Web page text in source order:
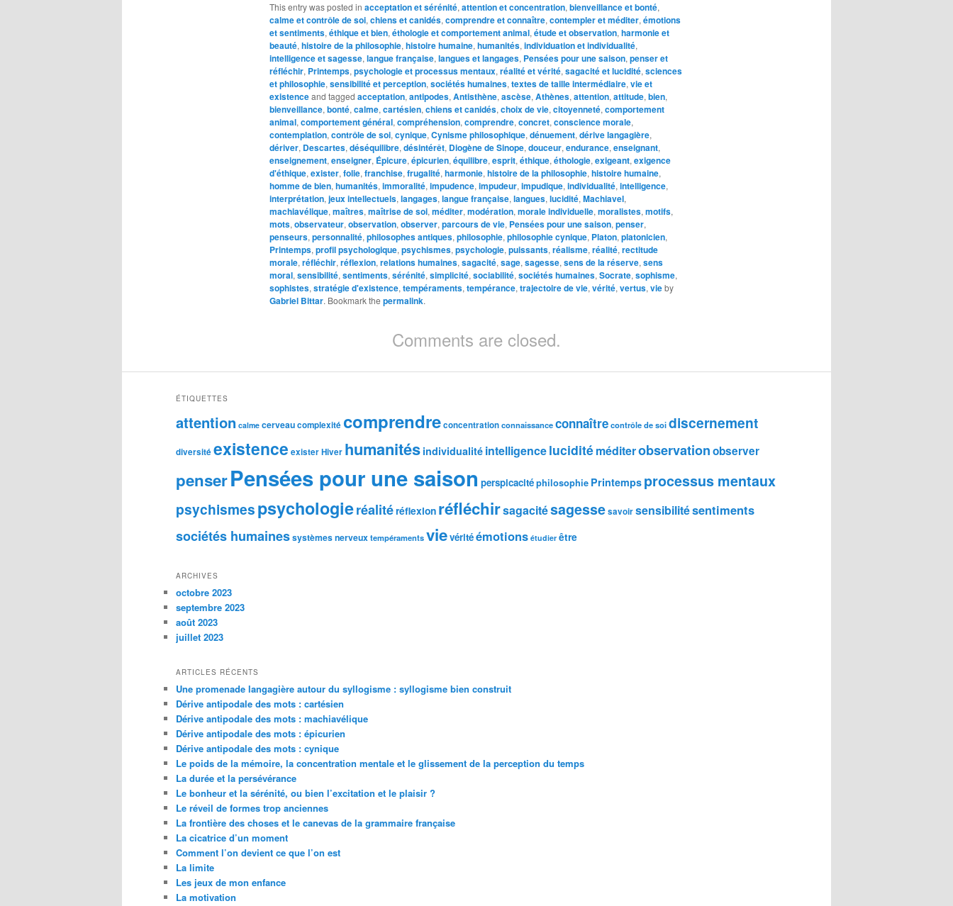
This entry was posted in acceptation et sérénité, attention et concentration, bienveillance et bonté,
calme et contrôle de soi, chiens et canidés, comprendre et connaître, contempler et méditer, émotions
et sentiments, éthique et bien, éthologie et comportement animal, étude et observation, harmonie et
beauté, histoire de la philosophie, histoire humaine, humanités, individuation et individualité,
intelligence et sagesse, langue française, langues et langages, Pensées pour une saison, penser et
réfléchir, Printemps, psychologie et processus mentaux, réalité et vérité, sagacité et lucidité, sciences
et philosophie, sensibilité et perception, sociétés humaines, textes de taille intermédiaire, vie et
existenceand tagged acceptation, antipodes, Antisthène, ascèse, Athènes, attention, attitude, bien,
bienveillance, bonté, calme, cartésien, chiens et canidés, choix de vie, citoyenneté, comportement
animal, comportement général, compréhension, comprendre, concret, conscience morale,
contemplation, contrôle de soi, cynique, Cynisme philosophique, dénuement, dérive langagière,
dériver, Descartes, déséquilibre, désintérêt, Diogène de Sinope, douceur, endurance, enseignant,
enseignement, enseigner, Épicure, épicurien, équilibre, esprit, éthique, éthologie, exigeant, exigence
d'éthique, exister, folie, franchise, frugalité, harmonie, histoire de la philosophie, histoire humaine,
homme de bien, humanités, immoralité, impudence, impudeur, impudique, individualité, intelligence,
interprétation, jeux intellectuels, langages, langue française, langues, lucidité, Machiavel,
machiavélique, maîtres, maîtrise de soi, méditer, modération, morale individuelle, moralistes, motifs,
mots, observateur, observation, observer, parcours de vie, Pensées pour une saison, penser,
penseurs, personnalité, philosophes antiques, philosophie, philosophie cynique, Platon, platonicien,
Printemps, profil psychologique, psychismes, psychologie, puissants, réalisme, réalité, rectitude
morale, réfléchir, réflexion, relations humaines, sagacité, sage, sagesse, sens de la réserve, sens
moral, sensibilité, sentiments, sérénité, simplicité, sociabilité, sociétés humaines, Socrate, sophisme,
sophistes, stratégie d'existence, tempéraments, tempérance, trajectoire de vie, vérité, vertus, vieby
Gabriel Bittar. Bookmark the permalink.
Comments are closed.
ÉTIQUETTES
attention calme cerveaucomplexité comprendreconcentrationconnaissanceconnaîtrecontrôle de soidiscernement
diversité existence existerHiver humanités individualité intelligenceluciditéméditerobservationobserver
penserPensées pour une saison perspicacitéphilosophie Printemps processus mentaux
psychismespsychologieréalitéréflexion réfléchirsagacitésagessesavoirsensibilitésentiments
sociétés humainessystèmes nerveuxtempéramentsvievéritéémotions étudier être
ARCHIVES
octobre 2023
septembre 2023
août 2023
juillet 2023
ARTICLES RÉCENTS
Une promenade langagière autour du syllogisme : syllogisme bien construit
Dérive antipodale des mots : cartésien
Dérive antipodale des mots : machiavélique
Dérive antipodale des mots : épicurien
Dérive antipodale des mots : cynique
Le poids de la mémoire, la concentration mentale et le glissement de la perception du temps
La durée et la persévérance
Le bonheur et la sérénité, ou bien l’excitation et le plaisir ?
Le réveil de formes trop anciennes
La frontière des choses et le canevas de la grammaire française
La cicatrice d’un moment
Comment l’on devient ce que l’on est
La limite
Les jeux de mon enfance
La motivation